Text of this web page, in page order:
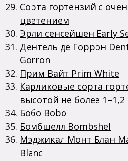
Сорта гортензий с
цветением
Эрли сенсейшен Early
Дентель де Горрон
Gorron
Прим Вайт Prim White
Карликовые сорта
высотой не более 1–1,2
Бобо Bobo
Бомбшелл Bombshel
Мэджикал Монт Блан
Blanc